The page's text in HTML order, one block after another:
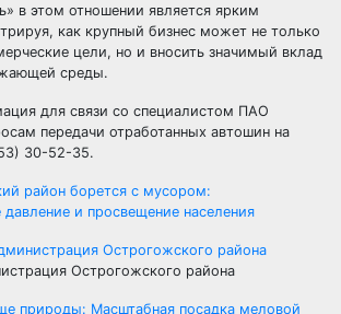
в этом отношении является ярким
как крупный бизнес может не только
цели, но и вносить значимый вклад
среды.
для связи со специалистом ПАО
передачи отработанных автошин на
30-52-35.
район борется с мусором:
и просвещение населения
Острогожского района
Острогожского района
природы: Масштабная посадка меловой